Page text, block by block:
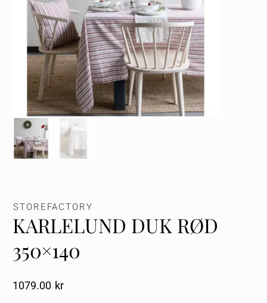
STOREFACTORY
KARLELUND DUK RØD
350×140
1079.00 Kr